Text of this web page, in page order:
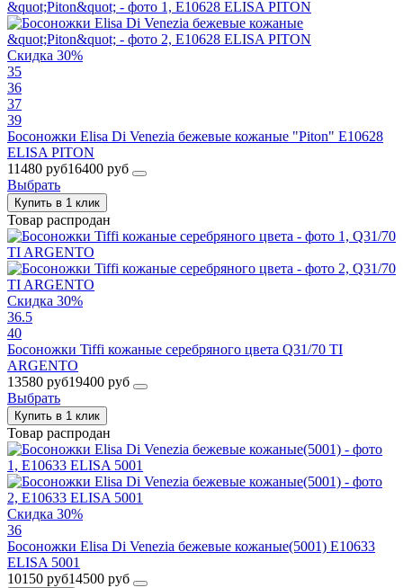
Скидка 30%
35
36
37
39
Босоножки Elisa Di Venezia бежевые кожаные "Piton" E10628
ELISA PITON
11480 руб16400 руб
Выбрать
Купить в 1 клик
Товар распродан
Скидка 30%
36.5
40
Босоножки Tiffi кожаные серебряного цвета Q31/70 TI
ARGENTO
13580 руб19400 руб
Выбрать
Купить в 1 клик
Товар распродан
Скидка 30%
36
Босоножки Elisa Di Venezia бежевые кожаные(5001) E10633
ELISA 5001
10150 руб14500 руб